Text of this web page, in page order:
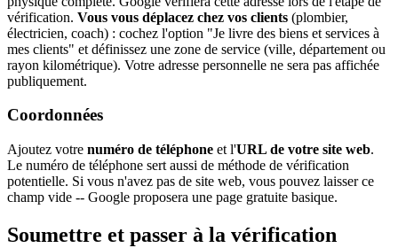
vérification. Vous vous déplacez chez vos clients (plombier,
électricien, coach) : cochez l'option "Je livre des biens et services à
mes clients" et définissez une zone de service (ville, département ou
rayon kilométrique). Votre adresse personnelle ne sera pas affichée
publiquement.
Coordonnées
Ajoutez votre numéro de téléphone et l'URL de votre site web.
Le numéro de téléphone sert aussi de méthode de vérification
potentielle. Si vous n'avez pas de site web, vous pouvez laisser ce
champ vide -- Google proposera une page gratuite basique.
Soumettre et passer à la vérification